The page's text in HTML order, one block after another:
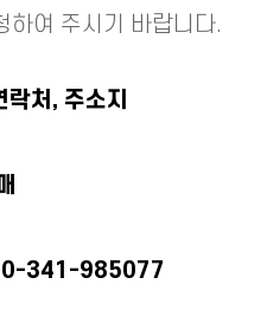
하여 주시기 바랍니다.
처, 주소지
341-985077